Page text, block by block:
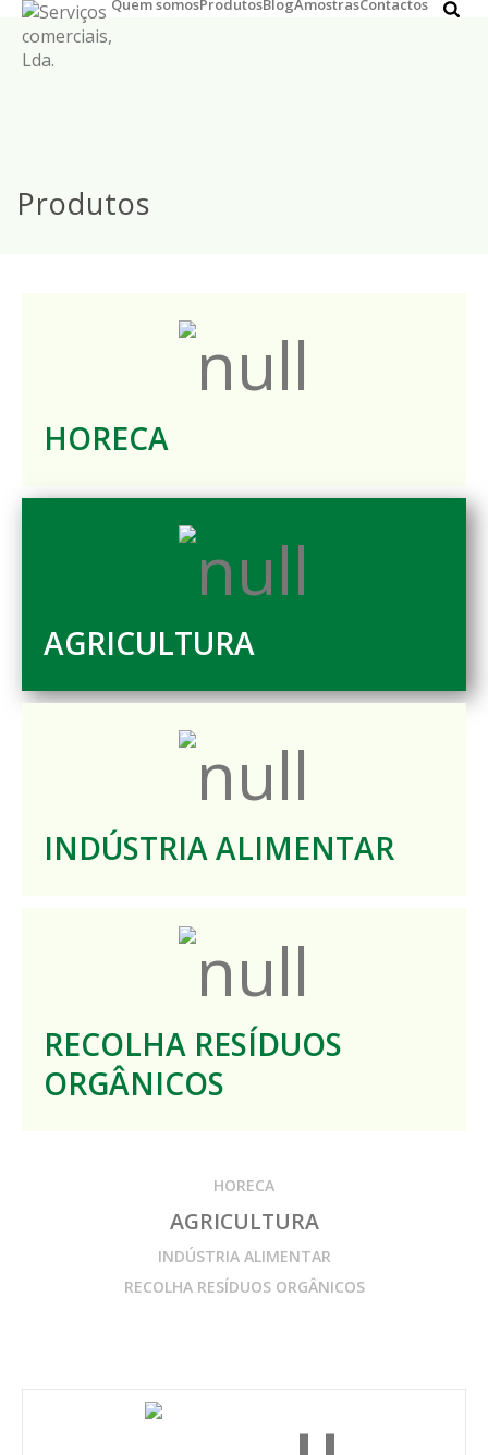
Quem somosProdutosBlogAmostrasContactos
Produtos
HORECA
AGRICULTURA
INDÚSTRIA ALIMENTAR
RECOLHA RESÍDUOS
ORGÂNICOS
HORECA
AGRICULTURA
INDÚSTRIA ALIMENTAR
RECOLHA RESÍDUOS ORGÂNICOS